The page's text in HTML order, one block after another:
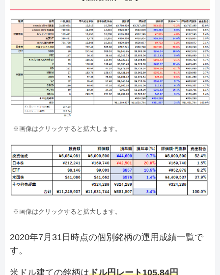
※画像はクリックすると拡大します。
※画像はクリックすると拡大します。
2020年7月31日時点の個別銘柄の運用成績一覧で
す。
米ドル建ての銘柄はドル円レート105.84円